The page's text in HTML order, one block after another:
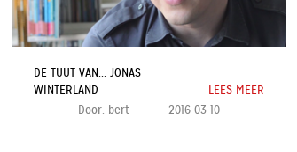
DE TUUT VAN... JONAS
WINTERLAND
LEES MEER
Door: bert 2016-03-10